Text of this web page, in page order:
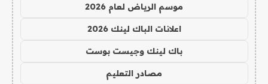
موسم الرياض لعام 2026
اعلانات الباك لينك 2026
باك لينك وجيست بوست
مصادر التعليم